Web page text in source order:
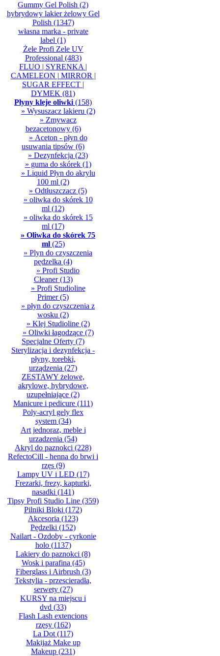
Gummy Gel Polish (2)
hybrydowy lakier żelowy Gel
Polish (1347)
własna marka - private
label (1)
Żele Profi Zele UV
Professional (483)
FLUO | SYRENKA |
CAMELEON | MIRROR |
SUGAR EFFECT |
DYMEK (81)
Płyny kleje oliwki (158)
» Wysuszacz lakieru (2)
» Zmywacz
bezacetonowy(6)
» Aceton - płyn do
usuwania tipsów (6)
» Dezynfekcja (23)
» guma do skórek(1)
» Liquid Płyn do akrylu
100 ml (2)
» Odtłuszczacz (5)
» oliwka do skórek 10
ml (12)
» oliwka do skórek 15
ml (17)
» Oliwka do skórek 75
ml(25)
» Plyn do czyszczenia
pędzelka (4)
» Profi Studio
Cleaner(13)
» Profi Studioline
Primer(5)
» płyn do czyszczenia z
wosku (2)
» Klej Studioline(2)
» Oliwki łagodzące(7)
Specjalne Oferty (7)
Sterylizacja i dezynfekcja -
płyny, torebki,
urządzenia (27)
ZESTAWY żelowe,
akrylowe, hybrydowe,
uzupełniające (2)
Manicure i pedicure (111)
Poly-acryl gely flex
system(34)
Art jednoraz, meble i
urzadzenia (54)
Akryl do paznokci (228)
RefectoCill - henna do brwi i
rzęs(9)
Lampy UV i LED (17)
Frezarki, frezy, kapturki,
nasadki (141)
Tipsy Profi Studio Line (359)
Pilniki Bloki (172)
Akcesoria (123)
Pędzelki (152)
Nailart - Ozdoby - cyrkonie
holo(1137)
Lakiery do paznokci (8)
Wosk i parafina (45)
Fiberglass i Airbrush (3)
Tekstylia - przescieradła,
serwety(27)
KURSY na miejscu i
dvd (33)
Flash Lash extencions
rzęsy(162)
La Dot (117)
Makijaż Make up
Makeup (231)